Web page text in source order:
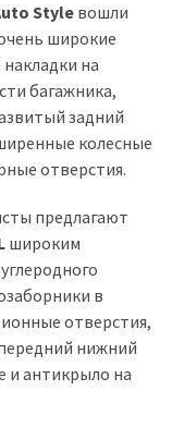
Styleвошли
широкие
на
багажника,
задний
колесные
отверстия.
предлагают
широким
в
отверстия,
нижний
и антикрыло на